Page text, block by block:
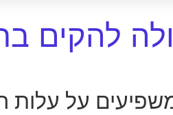
להקים
על